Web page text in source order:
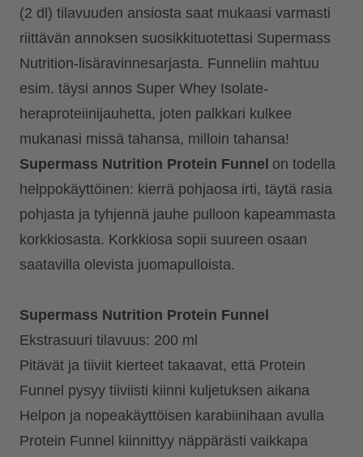
(2 dl) tilavuuden ansiosta saat mukaasi varmasti
riittävän annoksen suosikkituotettasi Supermass
Nutrition-lisäravinnesarjasta. Funneliin mahtuu
esim. täysi annos Super Whey Isolate-
heraproteiinijauhetta, joten palkkari kulkee
mukanasi missä tahansa, milloin tahansa!
Supermass Nutrition Protein Funnel on todella
helppokäyttöinen: kierrä pohjaosa irti, täytä rasia
pohjasta ja tyhjennä jauhe pulloon kapeammasta
korkkiosasta. Korkkiosa sopii suureen osaan
saatavilla olevista juomapulloista.
Supermass Nutrition Protein Funnel
Ekstrasuuri tilavuus: 200 ml
Pitävät ja tiiviit kierteet takaavat, että Protein
Funnel pysyy tiiviisti kiinni kuljetuksen aikana
Helpon ja nopeakäyttöisen karabiinihaan avulla
Protein Funnel kiinnittyy näppärästi vaikkapa